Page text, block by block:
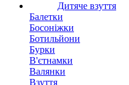
Дитяче взуття
Балетки
Босоніжки
Ботильйони
Бурки
В'єтнамки
Валянки
Взуття